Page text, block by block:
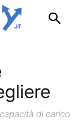
di carico